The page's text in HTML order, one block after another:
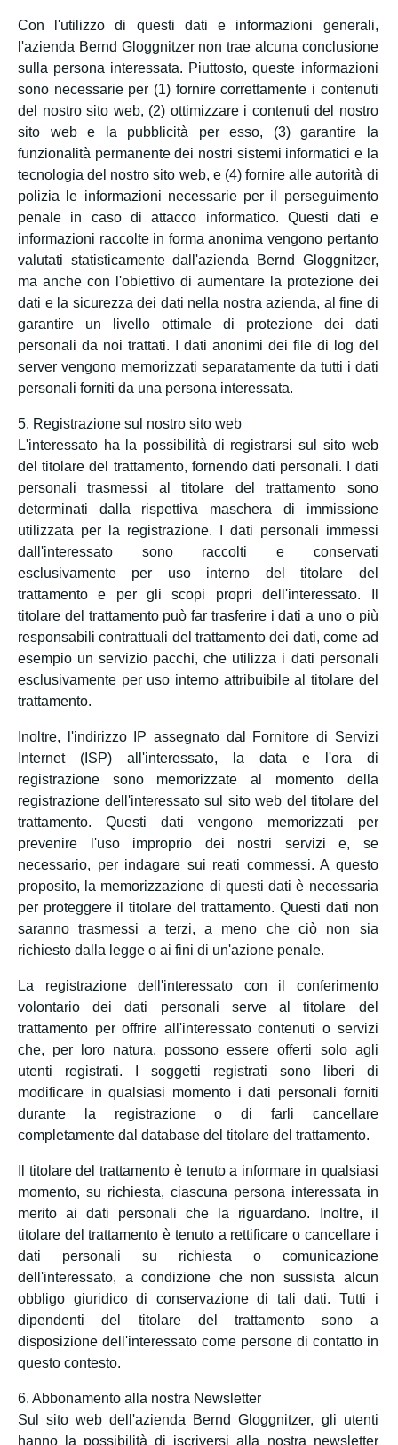
Con l'utilizzo di questi dati e informazioni generali,
l'azienda Bernd Gloggnitzer non trae alcuna conclusione
sulla persona interessata. Piuttosto, queste informazioni
sono necessarie per (1) fornire correttamente i contenuti
del nostro sito web, (2) ottimizzare i contenuti del nostro
sito web e la pubblicità per esso, (3) garantire la
funzionalità permanente dei nostri sistemi informatici e la
tecnologia del nostro sito web, e (4) fornire alle autorità di
polizia le informazioni necessarie per il perseguimento
penale in caso di attacco informatico. Questi dati e
informazioni raccolte in forma anonima vengono pertanto
valutati statisticamente dall'azienda Bernd Gloggnitzer,
ma anche con l'obiettivo di aumentare la protezione dei
dati e la sicurezza dei dati nella nostra azienda, al fine di
garantire un livello ottimale di protezione dei dati
personali da noi trattati. I dati anonimi dei file di log del
server vengono memorizzati separatamente da tutti i dati
personali forniti da una persona interessata.
5. Registrazione sul nostro sito web
L'interessato ha la possibilità di registrarsi sul sito web
del titolare del trattamento, fornendo dati personali. I dati
personali trasmessi al titolare del trattamento sono
determinati dalla rispettiva maschera di immissione
utilizzata per la registrazione. I dati personali immessi
dall'interessato sono raccolti e conservati
esclusivamente per uso interno del titolare del
trattamento e per gli scopi propri dell'interessato. Il
titolare del trattamento può far trasferire i dati a uno o più
responsabili contrattuali del trattamento dei dati, come ad
esempio un servizio pacchi, che utilizza i dati personali
esclusivamente per uso interno attribuibile al titolare del
trattamento.
Inoltre, l'indirizzo IP assegnato dal Fornitore di Servizi
Internet (ISP) all'interessato, la data e l'ora di
registrazione sono memorizzate al momento della
registrazione dell'interessato sul sito web del titolare del
trattamento. Questi dati vengono memorizzati per
prevenire l'uso improprio dei nostri servizi e, se
necessario, per indagare sui reati commessi. A questo
proposito, la memorizzazione di questi dati è necessaria
per proteggere il titolare del trattamento. Questi dati non
saranno trasmessi a terzi, a meno che ciò non sia
richiesto dalla legge o ai fini di un'azione penale.
La registrazione dell'interessato con il conferimento
volontario dei dati personali serve al titolare del
trattamento per offrire all'interessato contenuti o servizi
che, per loro natura, possono essere offerti solo agli
utenti registrati. I soggetti registrati sono liberi di
modificare in qualsiasi momento i dati personali forniti
durante la registrazione o di farli cancellare
completamente dal database del titolare del trattamento.
Il titolare del trattamento è tenuto a informare in qualsiasi
momento, su richiesta, ciascuna persona interessata in
merito ai dati personali che la riguardano. Inoltre, il
titolare del trattamento è tenuto a rettificare o cancellare i
dati personali su richiesta o comunicazione
dell'interessato, a condizione che non sussista alcun
obbligo giuridico di conservazione di tali dati. Tutti i
dipendenti del titolare del trattamento sono a
disposizione dell'interessato come persone di contatto in
questo contesto.
6. Abbonamento alla nostra Newsletter
Sul sito web dell'azienda Bernd Gloggnitzer, gli utenti
hanno la possibilità di iscriversi alla nostra newsletter